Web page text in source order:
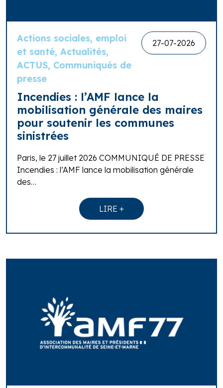
Actions sociales, emploi
et santé, Actualités,
ACTUS, Communiqués de
presse
27-07-2026
Incendies : l’AMF lance la
mobilisation générale des maires
pour soutenir les communes
sinistrées
Paris, le 27 juillet 2026 COMMUNIQUÉ DE PRESSE
Incendies : l’AMF lance la mobilisation générale
des…
LIRE +